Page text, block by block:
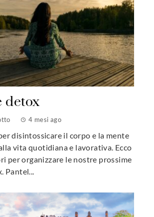
detox
4 mesi ago
disintossicare il corpo e la mente
vita quotidiana e lavorativa. Ecco
per organizzare le nostre prossime
Pantel...